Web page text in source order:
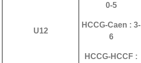
U12
0-5
HCCG-Caen : 3-
6
HCCG-HCCF :